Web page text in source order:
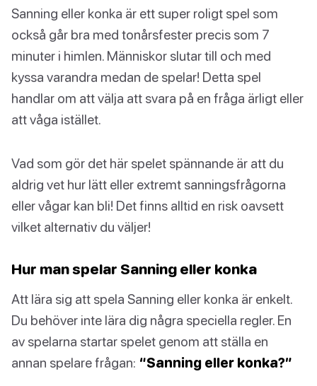
Sanning eller konka är ett super roligt spel som
också går bra med tonårsfester precis som 7
minuter i himlen. Människor slutar till och med
kyssa varandra medan de spelar! Detta spel
handlar om att välja att svara på en fråga ärligt eller
att våga istället.
Vad som gör det här spelet spännande är att du
aldrig vet hur lätt eller extremt sanningsfrågorna
eller vågar kan bli! Det finns alltid en risk oavsett
vilket alternativ du väljer!
Hur man spelar Sanning eller konka
Att lära sig att spela Sanning eller konka är enkelt.
Du behöver inte lära dig några speciella regler. En
av spelarna startar spelet genom att ställa en
annan spelare frågan: “Sanning eller konka?”